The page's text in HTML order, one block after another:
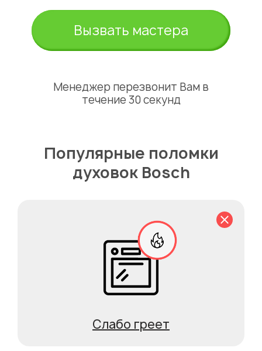
Вызвать мастера
Менеджер перезвонит Вам в
течение 30 секунд
Популярные поломки
духовок Bosch
Слабо греет